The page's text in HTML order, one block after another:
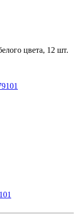
цвета, 12 шт.